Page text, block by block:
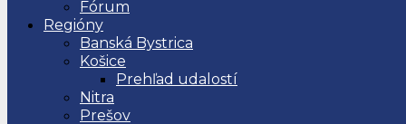
Fórum
Regióny
Banská Bystrica
Košice
Prehľad udalostí
Nitra
Prešov